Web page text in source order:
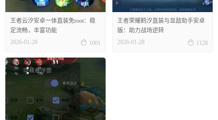
王者云汐安卓一体直装免root：稳
定流畅，丰富功能
2026-01-28
 1001
王者荣耀鹤汐直装与显敌助手安卓
版：助力战场逆转
2026-01-28
 1128